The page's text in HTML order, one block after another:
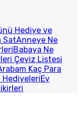
Hediye ve
SatAnneye Ne
Babaya Ne
Çeyiz Listesi
Kaç Para
HediyeleriEv